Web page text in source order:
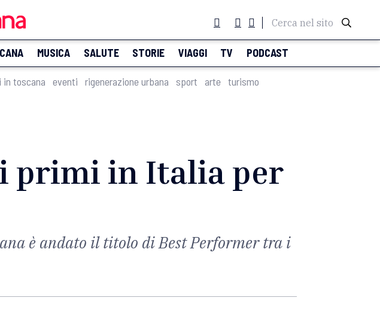
Cerca nel sito
MUSICA SALUTE STORIE VIAGGI TV PODCAST
in toscana eventi rigenerazione urbana sport arte turismo
i primi in Italia per
è andato il titolo di Best Performer tra i